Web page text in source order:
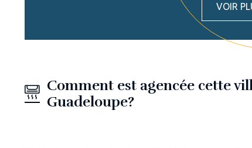
VOIR
Comment est agencée cette
Guadeloupe?